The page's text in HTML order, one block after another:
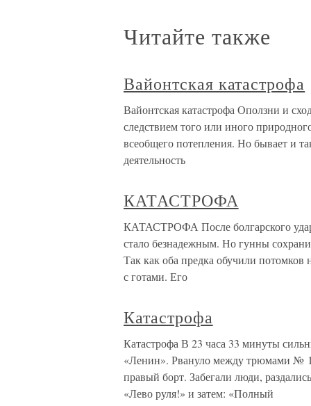
Читайте также
Вайонтская катастрофа
Вайонтская катастрофа Оползни и
следствием того или иного
всеобщего потепления. Но бывает и
деятельность
КАТАСТРОФА
КАТАСТРОФА После болгарского
стало безнадежным. Но гунны
Так как оба предка обучили
с готами. Его
Катастрофа
Катастрофа В 23 часа 33 минуты
«Ленин». Рвануло между трюмами № 1
правый борт. Забегали люди,
«Лево руля!» и затем: «Полный